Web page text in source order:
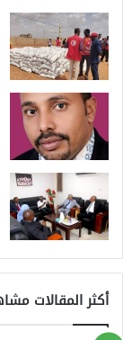
أكثر المقالات